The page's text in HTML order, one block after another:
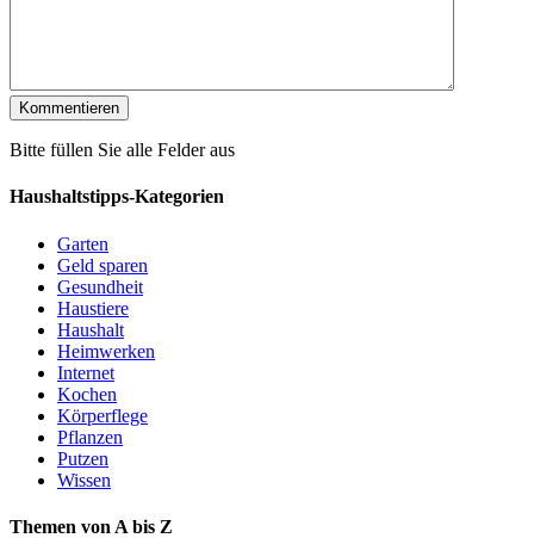
Bitte füllen Sie alle Felder aus
Haushaltstipps-Kategorien
Garten
Geld sparen
Gesundheit
Haustiere
Haushalt
Heimwerken
Internet
Kochen
Körperflege
Pflanzen
Putzen
Wissen
Themen von A bis Z